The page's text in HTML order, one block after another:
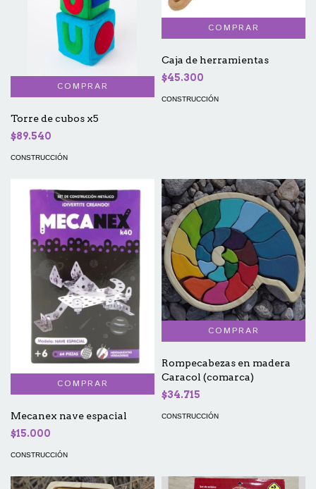
Torre de cubos x5
$89.540
CONSTRUCCIÓN
Caja de herramientas
$45.300
CONSTRUCCIÓN
Mecanex nave espacial
$15.000
CONSTRUCCIÓN
Rompecabezas en madera
Caracol (comarca)
$34.715
CONSTRUCCIÓN